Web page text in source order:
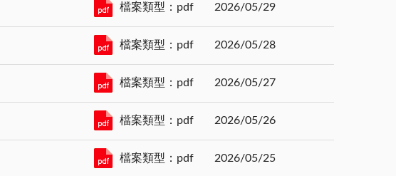
檔案類型：pdf 2026/05/29
檔案類型：pdf 2026/05/28
檔案類型：pdf 2026/05/27
檔案類型：pdf 2026/05/26
檔案類型：pdf 2026/05/25